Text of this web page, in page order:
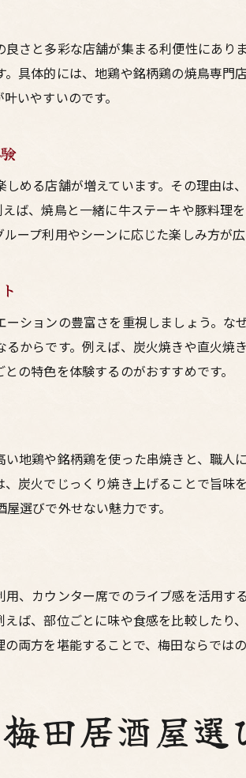
大阪の予約困難な居酒屋で焼鳥を
梅田の人気鳥料理店が予約困難な
大阪焼鳥の魅力と予約困難店の選
梅田の焼鳥居酒屋予約攻略と大阪
コスパ重視で楽しむ大阪の鳥料理案内
大阪のコスパ最強焼鳥居酒屋を選
大阪で焼鳥と肉料理をコスパ重視
鳥料理好きが選ぶ大阪居酒屋のコ
梅田周辺の焼鳥居酒屋でコスパ重
梅田の高級鳥料理店で大阪グルメ
高級感ある大阪焼鳥を居酒屋で楽
大阪の鳥料理で贅沢な焼鳥を選ぶ
ミシュラン掲載も話題の鳥料理スポッ
大阪でミシュラン掲載の焼鳥居酒
梅田のミシュラン鳥料理店で大阪
ミシュラン掲載店で楽しむ大阪焼
さと多彩な店舗が集まる利便性にあ
具体的には、地鶏や銘柄鶏の焼鳥専
いやすいのです。
める店舗が増えています。その理由
ば、焼鳥と一緒に牛ステーキや豚料
ープ利用やシーンに応じた楽しみ方が広
ションの豊富さを重視しましょう。
からです。例えば、炭火焼きや直火
の特色を体験するのがおすすめです。
地鶏や銘柄鶏を使った串焼きと、職
炭火でじっくり焼き上げることで旨味
選びで外せない魅力です。
、カウンター席でのライブ感を活用
ば、部位ごとに味や食感を比較した
両方を堪能することで、梅田ならではの
田居酒屋選